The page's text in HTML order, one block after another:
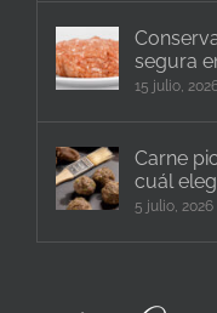
segura
15 julio,
Carne
cuál
5 julio, 2026